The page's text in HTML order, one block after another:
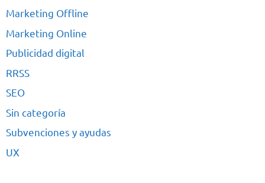
Marketing Offline
Marketing Online
Publicidad digital
RRSS
SEO
Sin categoría
Subvenciones y ayudas
UX